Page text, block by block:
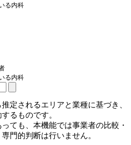
る内科
る内科
定されるエリアと業種に基づき、
るものです。
ても、本機能では事業者の比較・
門的判断は行いません。